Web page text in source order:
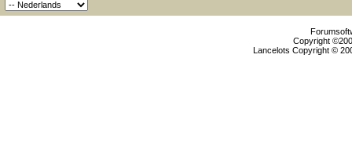
Copyright
Lancelots Copyright ©